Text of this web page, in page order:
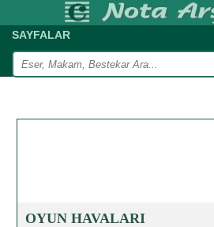
SAYFALAR
OYUN HAVALARI